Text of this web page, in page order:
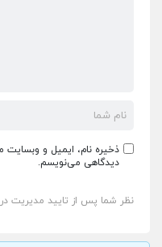
ذخیره نام، ایمیل و وبسایت
دیدگاهی می‌نویسم.
نظر شما پس از تایید مدیریت